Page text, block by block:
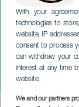
With your
technologies to
website, IP
consent to process
can withdraw your
interest at any time
website.
We and our partners
Pedro
LANZAROTE